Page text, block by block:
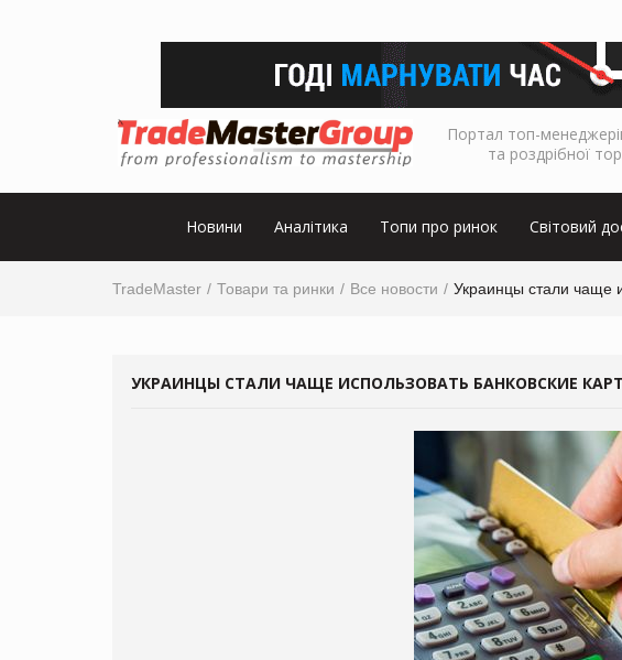
Портал топ-
та роздрібної
Новини Аналітика Топи про ринок Світовий
TradeMaster Товари та ринки Все новости Украинцы стали чаще
УКРАИНЦЫ СТАЛИ ЧАЩЕ ИСПОЛЬЗОВАТЬ БАНКОВСКИЕ